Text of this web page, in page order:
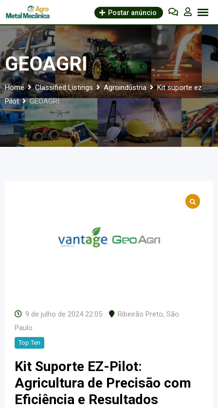
to
content
Postar anúncio
GEOAGRI
Home Classified Listings Agroindústria
Kit suporte ez
Pilot
GEOAGRI
9 de julho de 2024 22:05 Ribeirão Preto, São
Paulo
Top Ten
Kit Suporte EZ-Pilot:
Agricultura de Precisão com
Eficiência e Resultados